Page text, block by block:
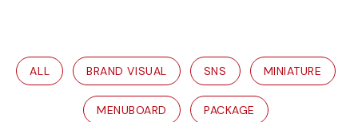
ALL BRAND VISUAL SNS MINIATURE
MENUBOARD PACKAGE